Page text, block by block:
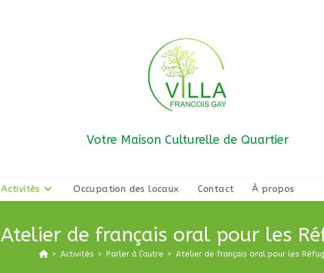
Votre Maison Culturelle de Quartier
Activités Occupation des locaux Contact À propos
Atelier de français oral pour les
> Activités > Parler à l’autre > Atelier de français oral pour les